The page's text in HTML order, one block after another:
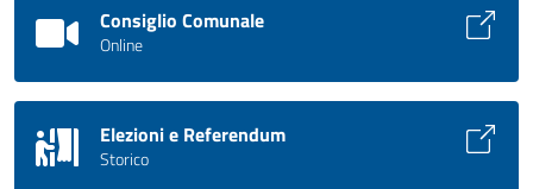
Consiglio Comunale
Online
Elezioni e Referendum
Storico